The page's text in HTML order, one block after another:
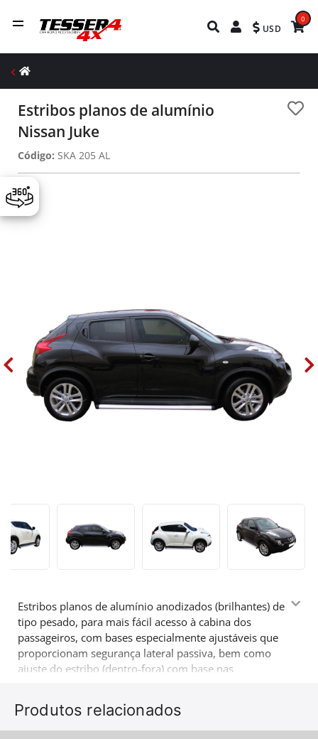
USD
0
Estribos planos de alumínio
Nissan Juke
Código: SKA 205 AL
Estribos planos de alumínio anodizados (brilhantes) de
tipo pesado, para mais fácil acesso à cabina dos
passageiros, com bases especialmente ajustáveis que
proporcionam segurança lateral passiva, bem como
ajuste do estribo (dentro-fora) com base nas
perfuração nem soldagem).
Produtos relacionados